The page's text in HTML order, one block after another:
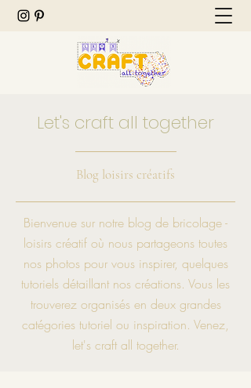
Let's craft all together
Blog loisirs créatifs
Bienvenue sur notre blog de bricolage -
loisirs créatif où nous partageons toutes
nos photos pour vous inspirer, quelques
tutoriels détaillant nos créations. Vous les
trouverez organisés en deux grandes
catégories tutoriel ou inspiration. Venez,
let's craft all together.